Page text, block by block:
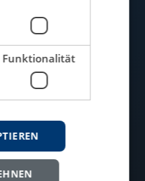
Funktionalität